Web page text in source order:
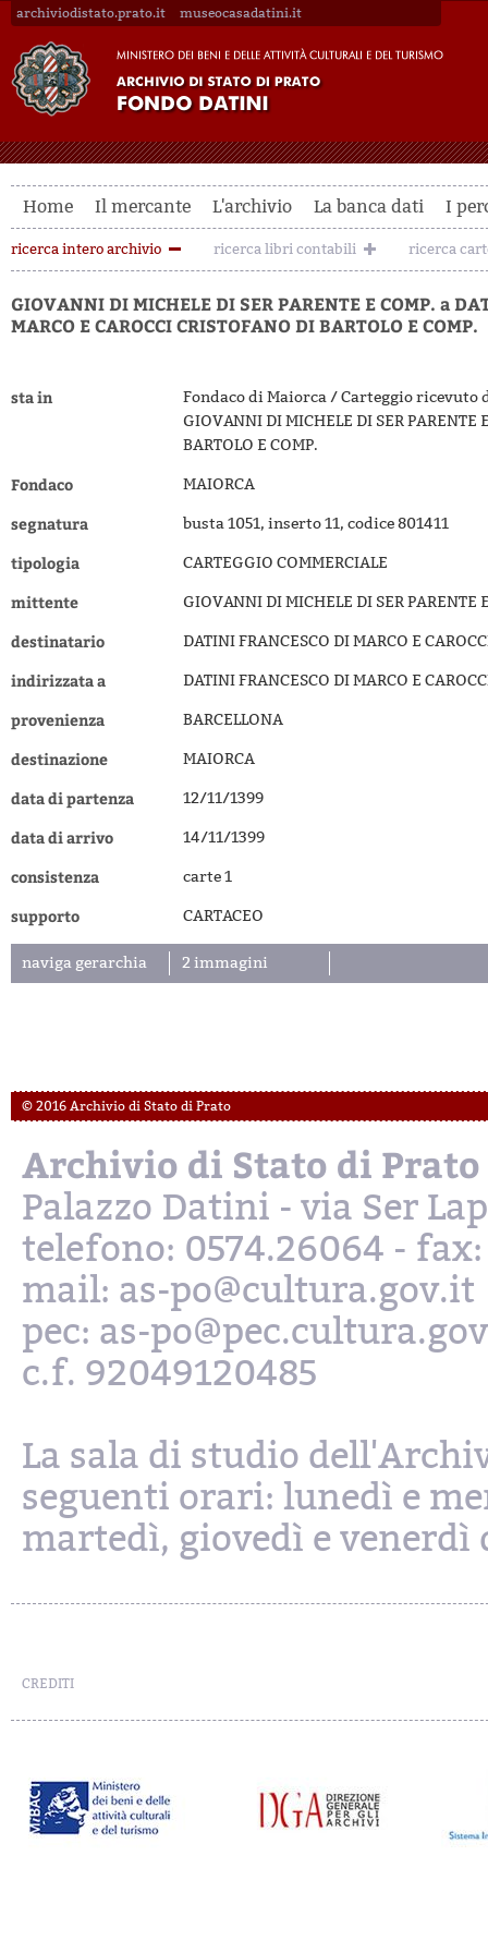
archiviodistato.prato.it museocasadatini.it
Home Il mercante L'archivio La banca dati I
ricerca intero archivio ricerca libri contabili ricerca
GIOVANNI DI MICHELE DI SER PARENTE E COMP. a
MARCO E CAROCCI CRISTOFANO DI BARTOLO E COMP.
sta in
Fondaco di Maiorca / Carteggio ricevuto
GIOVANNI DI MICHELE DI SER PARENTE
BARTOLO E COMP.
Fondaco MAIORCA
segnatura busta 1051, inserto 11, codice 801411
tipologia CARTEGGIO COMMERCIALE
mittente GIOVANNI DI MICHELE DI SER PARENTE
destinatario DATINI FRANCESCO DI MARCO E
indirizzata a DATINI FRANCESCO DI MARCO E
provenienza BARCELLONA
destinazione MAIORCA
data di partenza 12/11/1399
data di arrivo 14/11/1399
consistenza carte 1
supporto CARTACEO
naviga gerarchia 2 immagini
© 2016 Archivio di Stato di Prato
Archivio di Stato di Prato
Palazzo Datini - via Ser
telefono: 0574.26064 - fax:
mail: as-po@cultura.gov.it
pec: as-
c.f. 92049120485
La sala di studio
seguenti orari: lunedì e
martedì, giovedì e venerdì
CREDITI